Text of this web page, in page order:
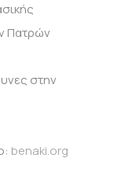
Πατρών
στην
benaki.org